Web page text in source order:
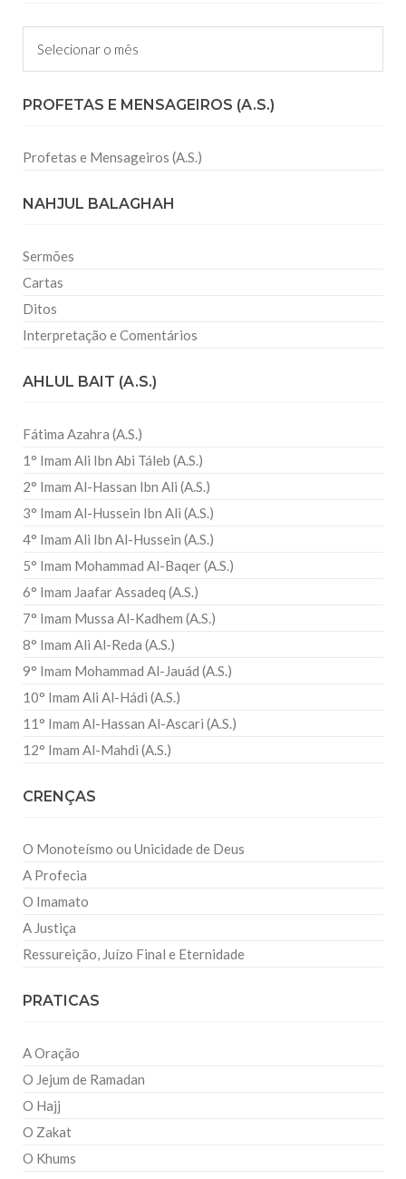
Arquivos
PROFETAS E MENSAGEIROS (A.S.)
Profetas e Mensageiros (A.S.)
NAHJUL BALAGHAH
Sermões
Cartas
Ditos
Interpretação e Comentários
AHLUL BAIT (A.S.)
Fátima Azahra (A.S.)
1° Imam Ali Ibn Abi Táleb (A.S.)
2° Imam Al-Hassan Ibn Ali (A.S.)
3° Imam Al-Hussein Ibn Ali (A.S.)
4° Imam Ali Ibn Al-Hussein (A.S.)
5° Imam Mohammad Al-Baqer (A.S.)
6° Imam Jaafar Assadeq (A.S.)
7° Imam Mussa Al-Kadhem (A.S.)
8° Imam Ali Al-Reda (A.S.)
9° Imam Mohammad Al-Jauád (A.S.)
10° Imam Ali Al-Hádi (A.S.)
11° Imam Al-Hassan Al-Ascari (A.S.)
12° Imam Al-Mahdi (A.S.)
CRENÇAS
O Monoteísmo ou Unicidade de Deus
A Profecia
O Imamato
A Justiça
Ressureição, Juízo Final e Eternidade
PRATICAS
A Oração
O Jejum de Ramadan
O Hajj
O Zakat
O Khums